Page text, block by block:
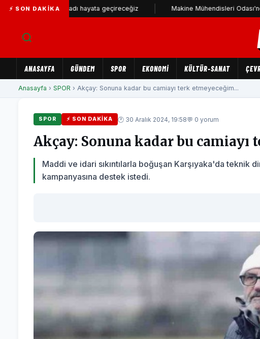
⚡ SON DAKIKA
sağlam stadı hayata geçireceğiz Makine Mühendisleri Odası'ndan
ANASAYFA GÜNDEM SPOR EKONOMİ KÜLTÜR-SANAT
Anasayfa › SPOR › Akçay: Sonuna kadar bu camiayı terk etmeyeceğim...
SPOR ⚡ SON DAKIKA 🕐 30 Aralık 2024, 19:58💬 0 yorum
Akçay: Sonuna kadar bu camiayı
Maddi ve idari sıkıntılarla boğuşan Karşıyaka'da teknik
kampanyasına destek istedi.